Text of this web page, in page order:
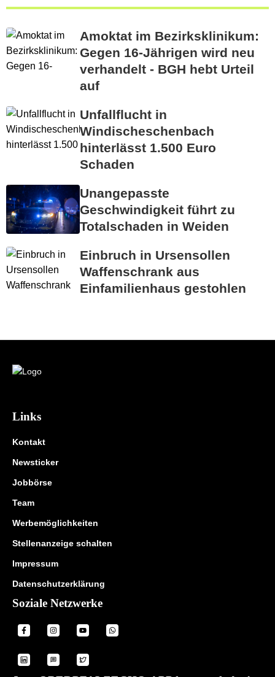
Amoktat im Bezirksklinikum:
Gegen 16-Jährigen wird neu
verhandelt - BGH hebt Urteil
auf
Unfallflucht in
Windischeschenbach
hinterlässt 1.500 Euro
Schaden
Unangepasste
Geschwindigkeit führt zu
Totalschaden in Weiden
Einbruch in Ursensollen
Waffenschrank aus
Einfamilienhaus gestohlen
Links
Kontakt
Newsticker
Jobbörse
Team
Werbemöglichkeiten
Stellenanzeige schalten
Impressum
Datenschutzerklärung
Soziale Netzwerke